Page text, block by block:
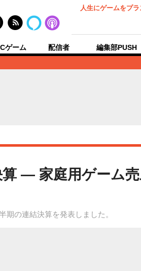
人生にゲームをプ
ゲーム 配信者 編集部PUSH
― 家庭用ゲーム
期の連結決算を発表しました。